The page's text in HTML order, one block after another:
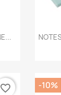
favorite_border -10%